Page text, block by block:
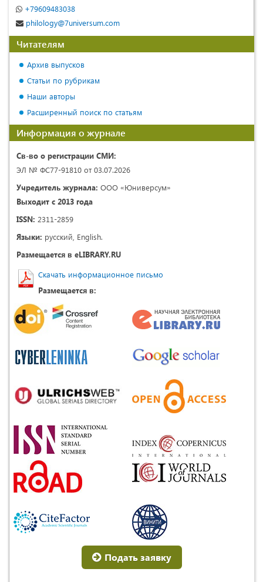
+79609483038
philology@7universum.com
Читателям
Архив выпусков
Статьи по рубрикам
Наши авторы
Расширенный поиск по статьям
Информация о журнале
Св-во о регистрации СМИ:
ЭЛ № ФС77-91810 от 03.07.2026
Учредитель журнала: ООО «Юниверсум»
Выходит с 2013 года
ISSN: 2311-2859
Языки: русский, English.
Размещается в eLIBRARY.RU
Скачать информационное письмо
Размещается в:
Подать заявку